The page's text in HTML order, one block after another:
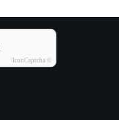
IconCaptcha ©